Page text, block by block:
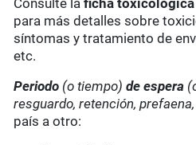
Consulte laficha toxicológica
para más detalles sobre
síntomas y tratamiento de
etc.
Periodo (o tiempo) de espera
resguardo, retención,
país a otro: